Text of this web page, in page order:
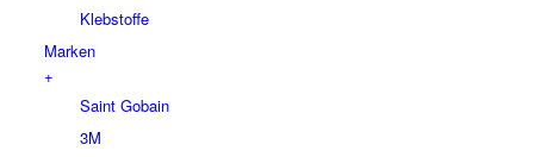
Klebstoffe
Marken
+
Saint Gobain
3M